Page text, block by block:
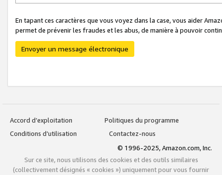
En tapant ces caractères que vous voyez dans la case, vous aider
permet de prévenir les fraudes et les abus, de manière à pouvoir
Envoyer un message électronique
Accord d’exploitation
Politiques du programme
Conditions d’utilisation
Contactez-nous
© 1996-2025, Amazon.com, Inc.
Sur ce site, nous utilisons des cookies et des outils similaires
(collectivement désignés « cookies ») uniquement pour vous fournir